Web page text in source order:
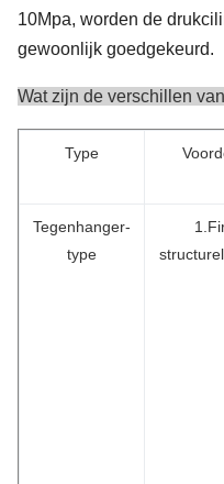
10Mpa, worden de
gewoonlijk goedgekeurd.
Wat zijn de verschillen
Type
Tegenhanger-
type